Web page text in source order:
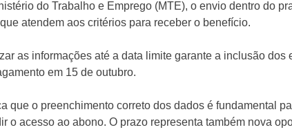
do Trabalho e Emprego (MTE), o envio dentro do
atendem aos critérios para receber o benefício.
as informações até a data limite garante a inclusão dos
em 15 de outubro.
que o preenchimento correto dos dados é fundamental
o acesso ao abono. O prazo representa também nova